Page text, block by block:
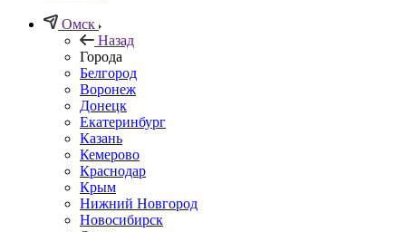
Омск
Назад
Города
Белгород
Воронеж
Донецк
Екатеринбург
Казань
Кемерово
Краснодар
Крым
Нижний Новгород
Новосибирск